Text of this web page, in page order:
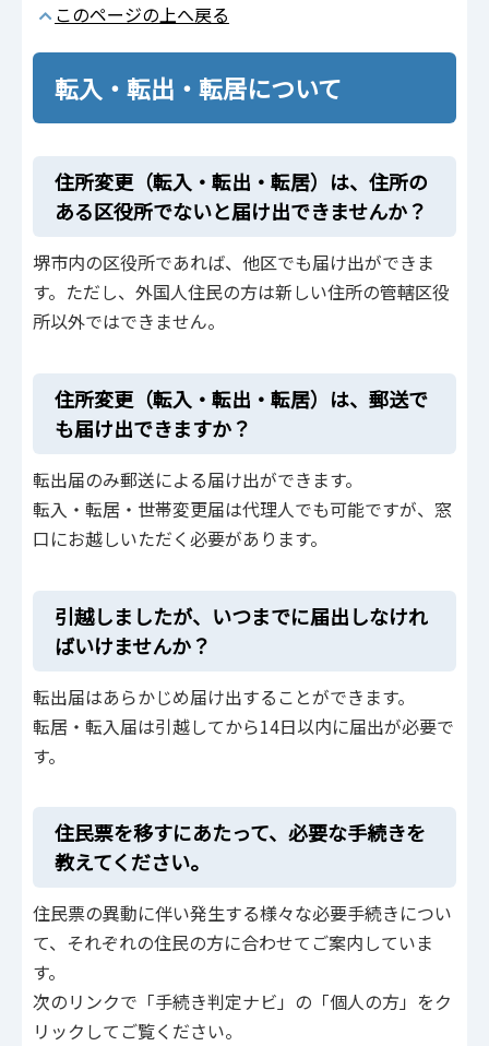
このページの上へ戻る
転入・転出・転居について
住所変更（転入・転出・転居）は、住所の
ある区役所でないと届け出できませんか？
堺市内の区役所であれば、他区でも届け出ができま
す。ただし、外国人住民の方は新しい住所の管轄区役
所以外ではできません。
住所変更（転入・転出・転居）は、郵送で
も届け出できますか？
転出届のみ郵送による届け出ができます。
転入・転居・世帯変更届は代理人でも可能ですが、窓
口にお越しいただく必要があります。
引越しましたが、いつまでに届出しなけれ
ばいけませんか？
転出届はあらかじめ届け出することができます。
転居・転入届は引越してから14日以内に届出が必要で
す。
住民票を移すにあたって、必要な手続きを
教えてください。
住民票の異動に伴い発生する様々な必要手続きについ
て、それぞれの住民の方に合わせてご案内していま
す。
次のリンクで「手続き判定ナビ」の「個人の方」をク
リックしてご覧ください。